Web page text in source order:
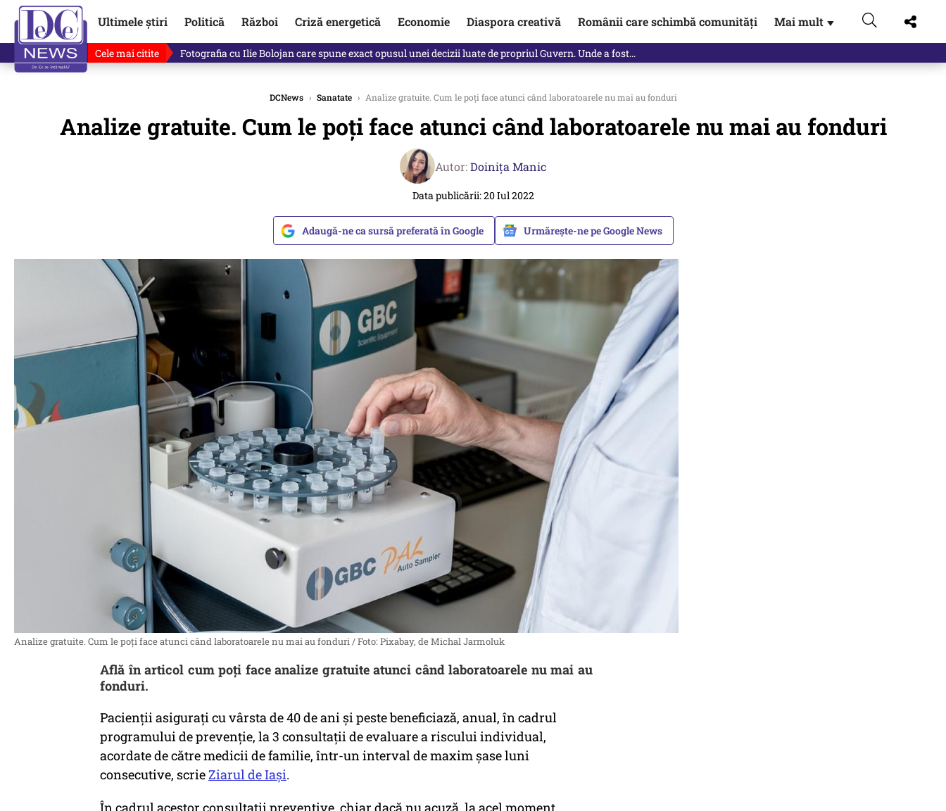
Ultimele știri Politică Război Criză energetică Economie Diaspora creativă Românii care schimbă comunități Mai mult ▼
Cele mai citite Lucruri neștiute despre Mihai Vîrdol, dezvăluite de o colegă. Povestea pilotului militar dincolo de…
DCNews › Sanatate › Analize gratuite. Cum le poți face atunci când laboratoarele nu mai au fonduri
Analize gratuite. Cum le poți face atunci când laboratoarele nu mai au fonduri
Autor:Doinița Manic
Data publicării: 20 Iul 2022
Adaugă-ne ca sursă preferată în Google Urmărește-ne pe Google News
Analize gratuite. Cum le poți face atunci când laboratoarele nu mai au fonduri / Foto: Pixabay, de Michal Jarmoluk
Află în articol cum poți face analize gratuite atunci când laboratoarele nu mai au
fonduri.
Pacienții asigurați cu vârsta de 40 de ani și peste beneficiază, anual, în cadrul
programului de prevenție, la 3 consultații de evaluare a riscului individual,
acordate de către medicii de familie, într-un interval de maxim șase luni
consecutive, scrieZiarul de Iași.
În cadrul acestor consultații preventive, chiar dacă nu acuză, la acel moment,